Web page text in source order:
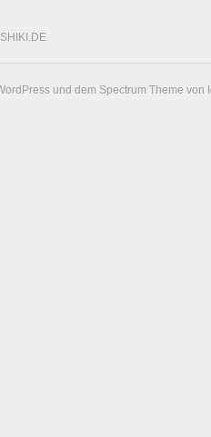
und dem Spectrum Theme von